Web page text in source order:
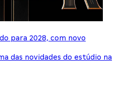
para 2028, com novo
das novidades do estúdio na